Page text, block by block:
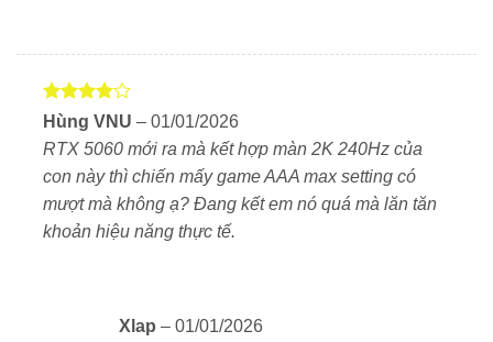
Ổ cứng: 1TB SSD PCIe Gen 4 (hỗ trợ 2 khe M.2).
Cổng kết nối đa dạng: USB-C PD, HDMI 2.1, RJ45,
3 cổng USB-A, jack 3.5mm TRRS.
🔋 Pin 80Wh – đủ dùng linh hoạt
Pin dung lượng 80Wh giúp bạn làm việc hoặc chơi
Slim Adapter
Được
xếp hạng
45 sao
Hùng VNU – 01/01/2026
RTX 5060 mới ra mà kết hợp màn 2K 240Hz của
con này thì chiến mấy game AAA max setting có
mượt mà không ạ? Đang kết em nó quá mà lăn tăn
khoản hiệu năng thực tế.
Xlap – 01/01/2026